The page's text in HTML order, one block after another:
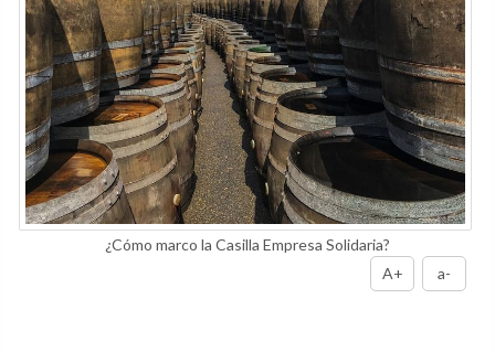
¿Cómo marco la Casilla Empresa Solidaria?
A+
a-